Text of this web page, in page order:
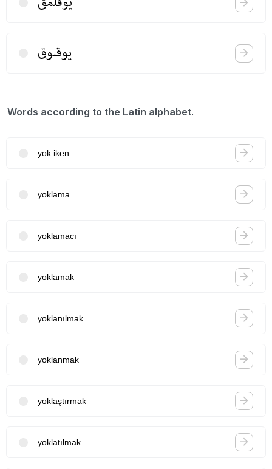
یوقلوق
Words according to the Latin alphabet.
yok iken
yoklama
yoklamacı
yoklamak
yoklanılmak
yoklanmak
yoklaştırmak
yoklatılmak